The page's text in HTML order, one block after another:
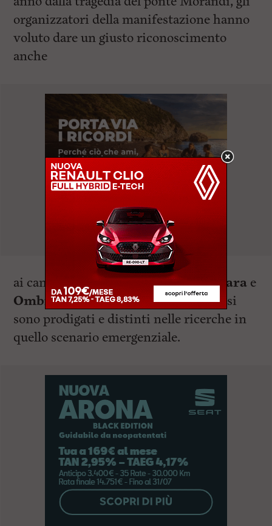
organizzatori della manifestazione hanno
voluto dare un giusto riconoscimento
anche
ai cani vigili del fuoco comeMaya,Zara e
Ombradel Comando di Livorno che si
sono prodigati e distinti nelle ricerche in
quello scenario emergenziale.